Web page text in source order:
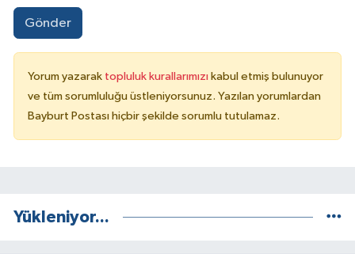
Gönder
Yorum yazarak topluluk kurallarımızı kabul etmiş bulunuyor
ve tüm sorumluluğu üstleniyorsunuz. Yazılan yorumlardan
Bayburt Postası hiçbir şekilde sorumlu tutulamaz.
Yükleniyor...